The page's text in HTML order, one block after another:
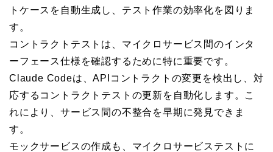
トケースを自動生成し、テスト作業の効率化を図りま
す。
コントラクトテストは、マイクロサービス間のインタ
ーフェース仕様を確認するために特に重要です。
Claude Codeは、APIコントラクトの変更を検出し、対
応するコントラクトテストの更新を自動化します。こ
れにより、サービス間の不整合を早期に発見できま
す。
モックサービスの作成も、マイクロサービステストに